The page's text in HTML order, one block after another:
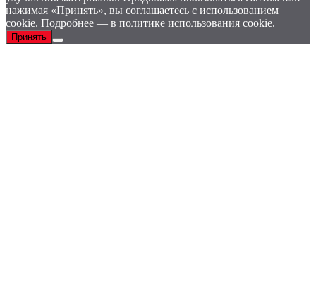
нажимая «Принять», вы соглашаетесь с использованием
cookie. Подробнее — в политике использования cookie.
Принять